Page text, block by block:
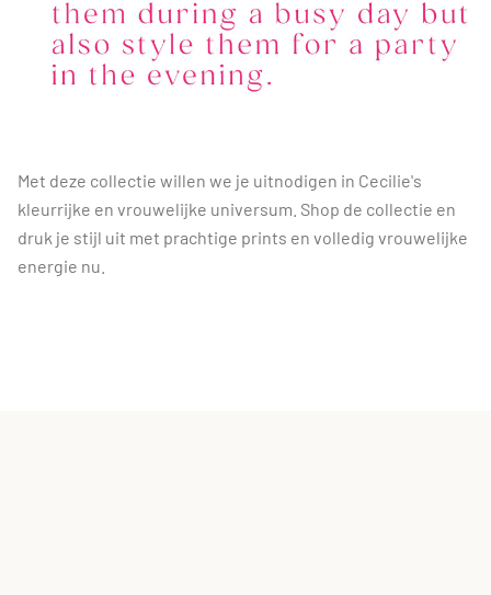
Met deze collectie willen we je uitnodigen in Cecilie's
kleurrijke en vrouwelijke universum. Shop de collectie en
druk je stijl uit met prachtige prints en volledig vrouwelijke
energie nu.